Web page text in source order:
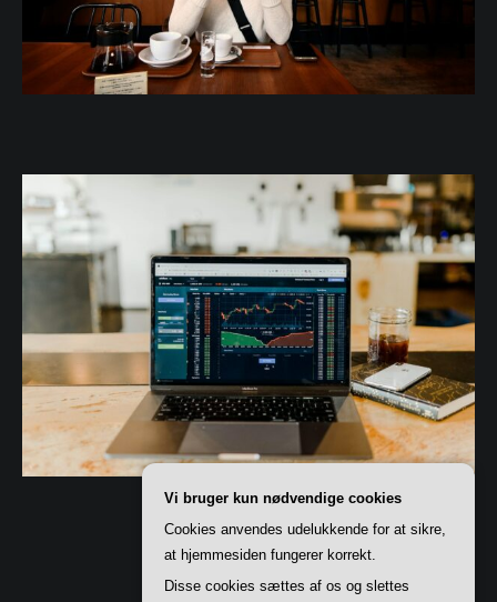
Vi bruger kun nødvendige cookies
Cookies anvendes udelukkende for at sikre,
at hjemmesiden fungerer korrekt.
Disse cookies sættes af os og slettes